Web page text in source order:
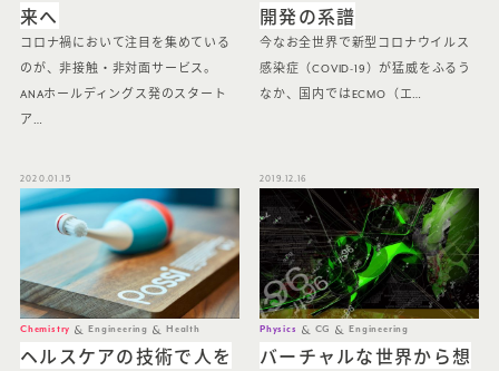
来へ
コロナ禍において注目を集めている
のが、非接触・非対面サービス。
ANAホールディングス発のスタート
ア…
開発の系譜
今なお全世界で新型コロナウイルス
感染症（COVID-19）が猛威をふるう
なか、国内ではECMO（エ…
Chemistry Engineering Health
2020.01.15
ヘルスケアの技術で人を
Physics CG Engineering
2019.12.16
バーチャルな世界から想